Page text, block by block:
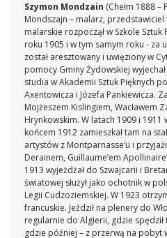
Szymon Mondzain (Chełm 1888 –
Mondszajn – malarz, przedstawiciel
malarskie rozpoczął w Szkole Sztuk
roku 1905 i w tym samym roku - za
został aresztowany i uwięziony w
pomocy Gminy Żydowskiej
studia w Akademii Sztuk Pięknych
Axentowicza i Józefa Pankiewicza.
Mojżeszem Kislingiem, Wacławem
Hrynkowskim. W latach 1909 i 1911
końcem 1912 zamieszkał tam na
artystów z Montparnasse’u i
Derainem, Guillaume’em
1913 wyjeżdżał do Szwajcarii i
światowej służył jako ochotnik w
Legii Cudzoziemskiej. W 1923
francuskie. Jeździł na plenery do
regularnie do Algierii, gdzie
gdzie później – z przerwą na pobyt